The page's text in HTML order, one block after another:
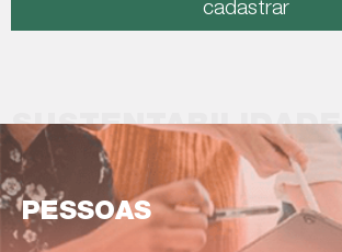
cadastrar
SUSTENTABILIDADE
PESSOAS